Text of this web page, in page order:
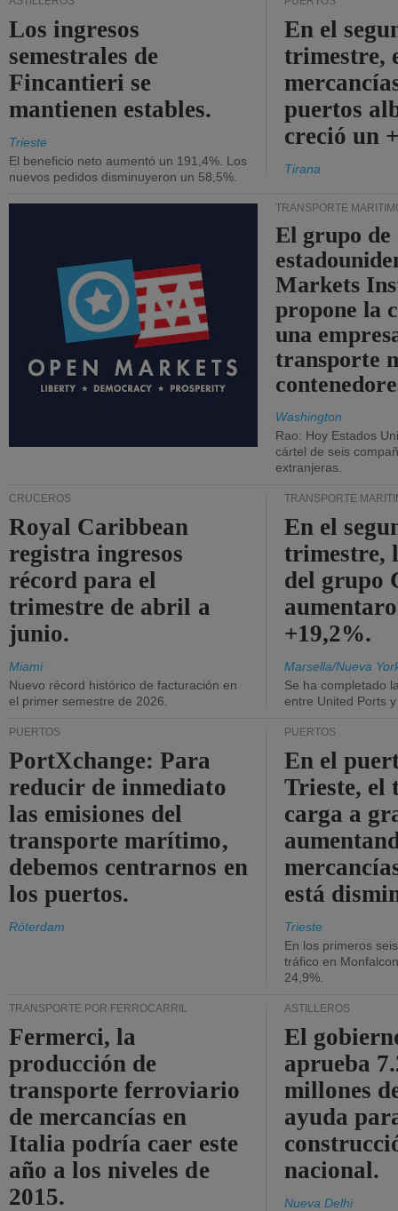
Los ingresos
semestrales de
Fincantieri se
mantienen estables.
Trieste
El beneficio neto aumentó un 191,4%. Los
nuevos pedidos disminuyeron un 58,5%.
En el
trimestre,
puertos
creció un
Tirana
TRANSPORTE
El grupo de
Markets
propone la
una
transporte
Washington
Rao: Hoy Estados
cártel de seis
extranjeras.
CRUCEROS
Royal Caribbean
registra ingresos
récord para el
trimestre de abril a
junio.
Miami
Nuevo récord histórico de facturación en
el primer semestre de 2026.
TRANSPORTE
En el
trimestre,
del grupo
+19,2%.
Marsella/Nueva
Se ha completado
entre United Ports
PUERTOS
PortXchange: Para
reducir de inmediato
las emisiones del
transporte marítimo,
debemos centrarnos en
los puertos.
Róterdam
PUERTOS
En el
Trieste, el
carga a
está
Trieste
En los primeros
tráfico en
24,9%.
TRANSPORTE POR FERROCARRIL
Fermerci, la
producción de
transporte ferroviario
de mercancías en
Italia podría caer este
año a los niveles de
2015.
ASTILLEROS
El
aprueba
millones
ayuda
nacional.
Nueva Delhi